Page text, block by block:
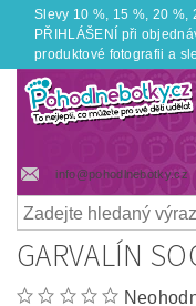
Slevy 10 %, 15 %, 20 %,
PŘIHLÁŠENÍ při
produktové fotografii a
info@pohodlnebotky.cz
GARVALÍN